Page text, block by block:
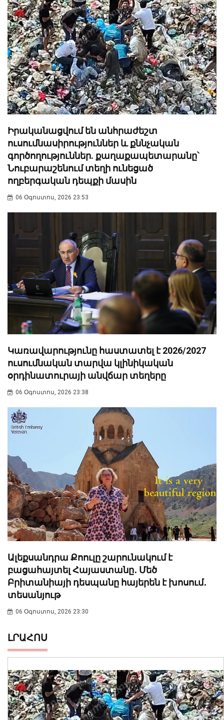
Իրականացվում են անհրաժեշտ
ուսումնասիրություններ և քննչական
գործողություններ. քաղաքապետարանը՝
Նուբարաշենում տեղի ունեցած
ողբերգական դեպքի մասին
06 Օգոստոս, 2026 23:53
Կառավարությունը հաստատել է 2026/2027
ուսումնական տարվա կլինիկական
օրդինատուրայի անվճար տեղերը
06 Օգոստոս, 2026 23:38
Ալեքսանդրա Քոուլը շարունակում է
բացահայտել Հայաստանը․ Մեծ
Բրիտանիայի դեսպանը հայերեն է խոսում․
տեսանյութ
06 Օգոստոս, 2026 23:30
ԼՐԱՀՈՍ